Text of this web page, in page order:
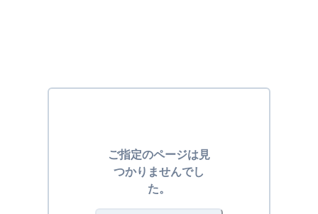
ご指定のページは見
つかりませんでし
た。